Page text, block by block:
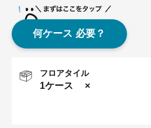
何ケース 必要？
フロアタイル
1ケース ×